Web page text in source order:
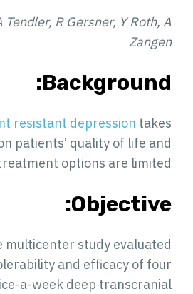
Tendler, R Gersner, Y Roth, A
Zangen
Background:
resistant depression takes
patients’ quality of life and
options are limited.
Objective:
multicenter study evaluated
and efficacy of four
a-week deep transcranial